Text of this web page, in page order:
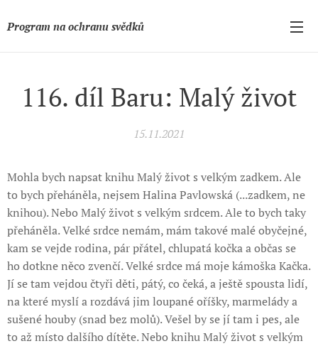
Program na ochranu svědků
116. díl Baru: Malý život
15.11.2021
Mohla bych napsat knihu Malý život s velkým zadkem. Ale
to bych přeháněla, nejsem Halina Pavlowská (...zadkem, ne
knihou). Nebo Malý život s velkým srdcem. Ale to bych taky
přeháněla. Velké srdce nemám, mám takové malé obyčejné,
kam se vejde rodina, pár přátel, chlupatá kočka a občas se
ho dotkne něco zvenčí. Velké srdce má moje kámoška Kačka.
Jí se tam vejdou čtyři děti, pátý, co čeká, a ještě spousta lidí,
na které myslí a rozdává jim loupané oříšky, marmelády a
sušené houby (snad bez molů). Vešel by se jí tam i pes, ale
to až místo dalšího dítěte. Nebo knihu Malý život s velkým